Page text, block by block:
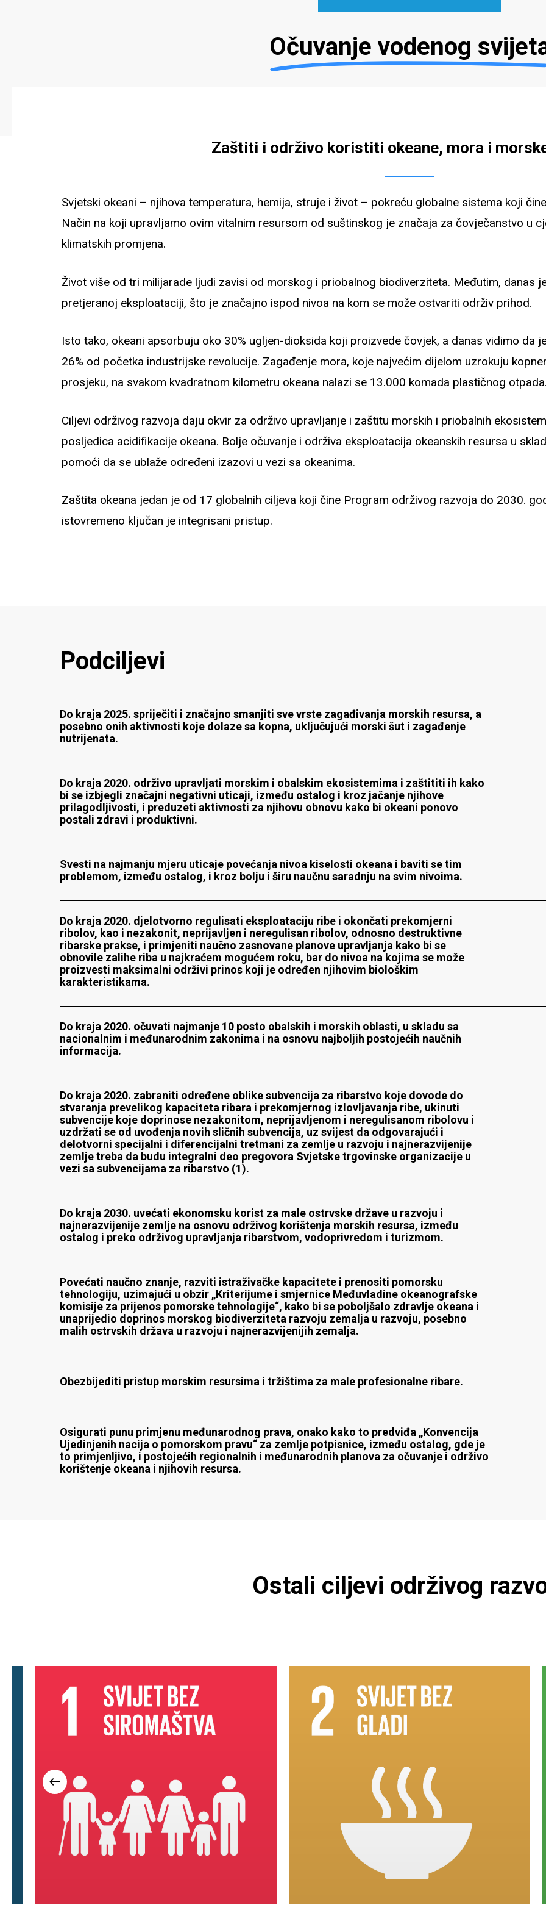
Očuvanje vodenog
Zaštiti i održivo koristiti okeane, mora i
Svjetski okeani – njihova temperatura, hemija, struje i život – pokreću globalne sistema koji
Način na koji upravljamo ovim vitalnim resursom od suštinskog je značaja za čovječanstvo u
klimatskih promjena.
Život više od tri milijarade ljudi zavisi od morskog i priobalnog biodiverziteta. Međutim, danas
pretjeranoj eksploataciji, što je značajno ispod nivoa na kom se može ostvariti održiv prihod.
Isto tako, okeani apsorbuju oko 30% ugljen-dioksida koji proizvede čovjek, a danas vidimo da
26% od početka industrijske revolucije. Zagađenje mora, koje najvećim dijelom uzrokuju
prosjeku, na svakom kvadratnom kilometru okeana nalazi se 13.000 komada plastičnog otpada.
Ciljevi održivog razvoja daju okvir za održivo upravljanje i zaštitu morskih i priobalnih
posljedica acidifikacije okeana. Bolje očuvanje i održiva eksploatacija okeanskih resursa u
pomoći da se ublaže određeni izazovi u vezi sa okeanima.
Zaštita okeana jedan je od 17 globalnih ciljeva koji čine Program održivog razvoja do 2030.
istovremeno ključan je integrisani pristup.
Podciljevi
Do kraja 2025. spriječiti i značajno smanjiti sve vrste zagađivanja morskih resursa, a
posebno onih aktivnosti koje dolaze sa kopna, uključujući morski šut i zagađenje
nutrijenata.
Do kraja 2020. održivo upravljati morskim i obalskim ekosistemima i zaštititi ih kako
bi se izbjegli značajni negativni uticaji, između ostalog i kroz jačanje njihove
prilagodljivosti, i preduzeti aktivnosti za njihovu obnovu kako bi okeani ponovo
postali zdravi i produktivni.
Svesti na najmanju mjeru uticaje povećanja nivoa kiselosti okeana i baviti se tim
problemom, između ostalog, i kroz bolju i širu naučnu saradnju na svim nivoima.
Do kraja 2020. djelotvorno regulisati eksploataciju ribe i okončati prekomjerni
ribolov, kao i nezakonit, neprijavljen i neregulisan ribolov, odnosno destruktivne
ribarske prakse, i primjeniti naučno zasnovane planove upravljanja kako bi se
obnovile zalihe riba u najkraćem mogućem roku, bar do nivoa na kojima se može
proizvesti maksimalni održivi prinos koji je određen njihovim biološkim
karakteristikama.
Do kraja 2020. očuvati najmanje 10 posto obalskih i morskih oblasti, u skladu sa
nacionalnim i međunarodnim zakonima i na osnovu najboljih postojećih naučnih
informacija.
Do kraja 2020. zabraniti određene oblike subvencija za ribarstvo koje dovode do
stvaranja prevelikog kapaciteta ribara i prekomjernog izlovljavanja ribe, ukinuti
subvencije koje doprinose nezakonitom, neprijavljenom i neregulisanom ribolovu i
uzdržati se od uvođenja novih sličnih subvencija, uz svijest da odgovarajući i
delotvorni specijalni i diferencijalni tretmani za zemlje u razvoju i najnerazvijenije
zemlje treba da budu integralni deo pregovora Svjetske trgovinske organizacije u
vezi sa subvencijama za ribarstvo (1).
Do kraja 2030. uvećati ekonomsku korist za male ostrvske države u razvoju i
najnerazvijenije zemlje na osnovu održivog korištenja morskih resursa, između
ostalog i preko održivog upravljanja ribarstvom, vodoprivredom i turizmom.
Povećati naučno znanje, razviti istraživačke kapacitete i prenositi pomorsku
tehnologiju, uzimajući u obzir „Kriterijume i smjernice Međuvladine okeanografske
komisije za prijenos pomorske tehnologije“, kako bi se poboljšalo zdravlje okeana i
unaprijedio doprinos morskog biodiverziteta razvoju zemalja u razvoju, posebno
malih ostrvskih država u razvoju i najnerazvijenijih zemalja.
Obezbijediti pristup morskim resursima i tržištima za male profesionalne ribare.
Osigurati punu primjenu međunarodnog prava, onako kako to predviđa „Konvencija
Ujedinjenih nacija o pomorskom pravu“ za zemlje potpisnice, između ostalog, gde je
to primjenljivo, i postojećih regionalnih i međunarodnih planova za očuvanje i održivo
korištenje okeana i njihovih resursa.
Ostali ciljevi održivog